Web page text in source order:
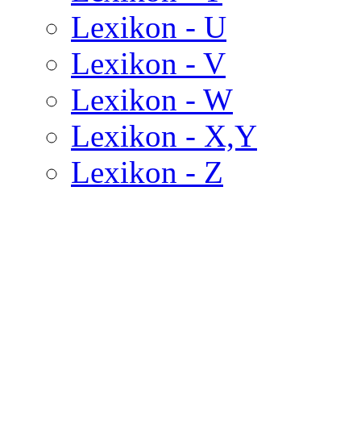
Lexikon - U
Lexikon - V
Lexikon - W
Lexikon - X,Y
Lexikon - Z